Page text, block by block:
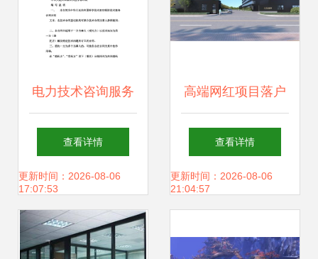
电力技术咨询服务
合同实务解析与要
点指南
查看详情
更新时间：2026-08-06
17:07:53
高端网红项目落户
肇庆，还建区域总
部 肇庆凭什么这
查看详情
更新时间：2026-08-06
21:04:57